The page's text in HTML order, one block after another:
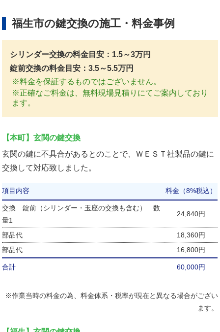
福生市の鍵交換の施工・料金事例
シリンダー交換の料金目安：1.5～3万円
錠前交換の料金目安：3.5～5.5万円
※料金を保証するものではございません。
※正確なご料金は、無料現場見積りにてご案内しており
ます。
【本町】玄関の鍵交換
玄関の鍵に不具合があるとのことで、ＷＥＳＴ社製品の鍵に
交換して対応致しました。
項目内容 料金（8%税込）
交換 錠前（シリンダー・玉座の交換も含む） 数
量1
24,840円
部品代
18,360円
部品代
16,800円
合計 60,000円
※作業当時の料金の為、料金体系・税率が現在と異なる場合がござい
ます。